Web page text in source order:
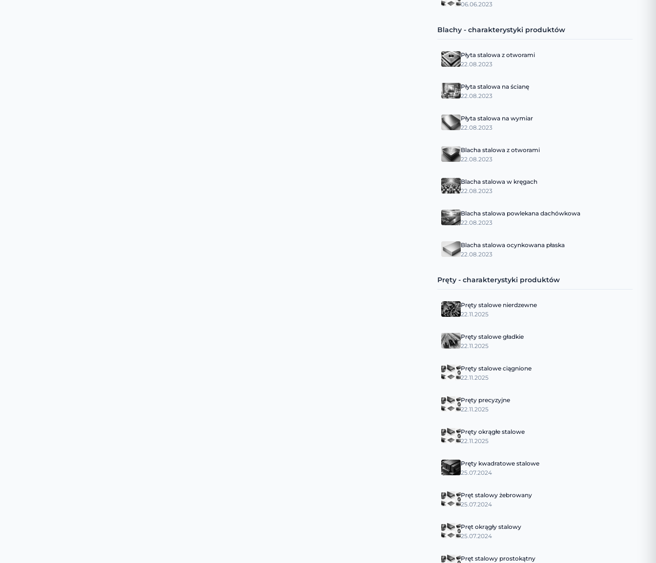
06.06.2023
Blachy - charakterystyki produktów
Płyta stalowa z otworami
22.08.2023
Płyta stalowa na ścianę
22.08.2023
Płyta stalowa na wymiar
22.08.2023
Blacha stalowa z otworami
22.08.2023
Blacha stalowa w kręgach
22.08.2023
Blacha stalowa powlekana dachówkowa
22.08.2023
Blacha stalowa ocynkowana płaska
22.08.2023
Pręty - charakterystyki produktów
Pręty stalowe nierdzewne
22.11.2025
Pręty stalowe gładkie
22.11.2025
Pręty stalowe ciągnione
22.11.2025
Pręty precyzyjne
22.11.2025
Pręty okrągłe stalowe
22.11.2025
Pręty kwadratowe stalowe
25.07.2024
Pręt stalowy żebrowany
25.07.2024
Pręt okrągły stalowy
25.07.2024
Pręt stalowy prostokątny